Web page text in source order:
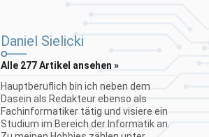
Daniel Sielicki
Alle 277 Artikel ansehen »
Hauptberuflich bin ich neben dem
Dasein als Redakteur ebenso als
Fachinformatiker tätig und visiere ein
Studium im Bereich der Informatik an.